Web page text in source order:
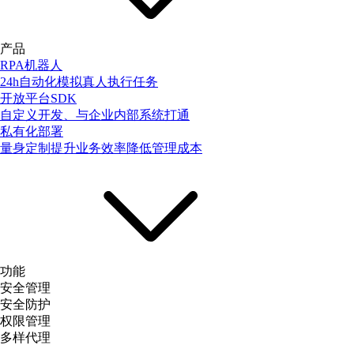
产品
RPA机器人
24h自动化模拟真人执行任务
开放平台SDK
自定义开发、与企业内部系统打通
私有化部署
量身定制提升业务效率降低管理成本
功能
安全管理
安全防护
权限管理
多样代理